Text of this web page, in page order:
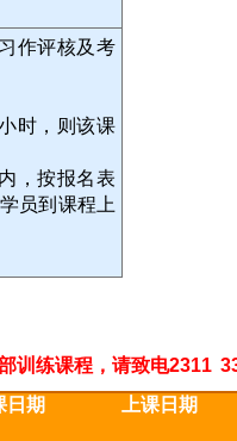
作评核及考
时，则该课
，按报名表
员到课程上
训练课程，请致电2311
日期 上课日期